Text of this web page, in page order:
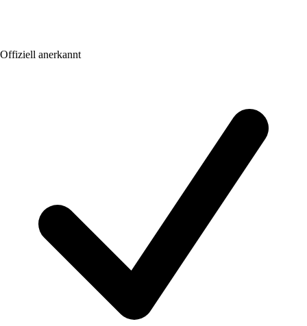
Offiziell anerkannt